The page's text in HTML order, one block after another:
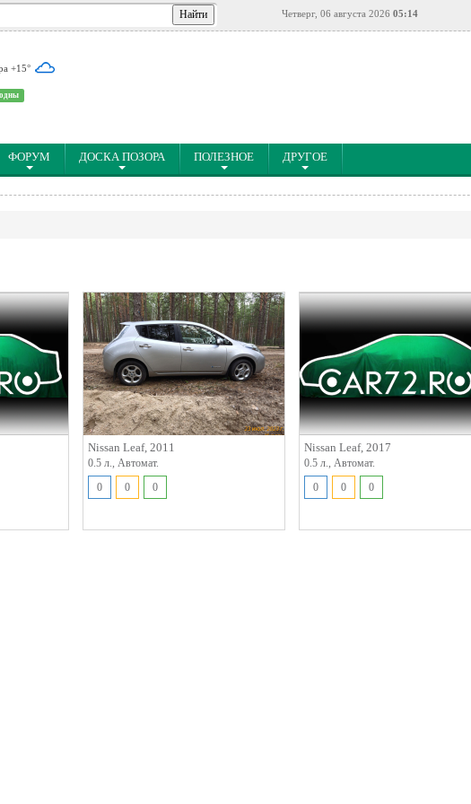
Четверг, 06 августа 2026 05:14
+15°
ФОРУМ ДОСКА ПОЗОРА ПОЛЕЗНОЕ ДРУГОЕ
Nissan Leaf, 2011
0.5 л., Автомат.
0
0 0
Nissan Leaf, 2017
0.5 л., Автомат.
0
0 0